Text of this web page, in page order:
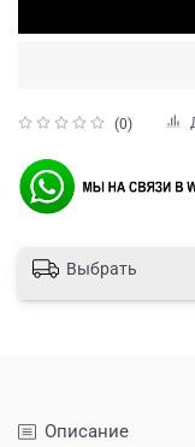
(0)
Выбрать
Описание